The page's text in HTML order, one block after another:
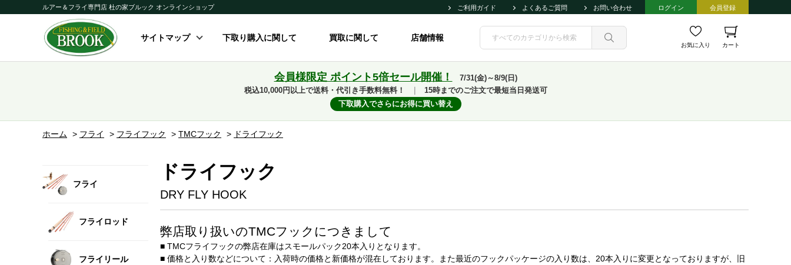
ルアー＆フライ専門店 杜の家ブルック オンラインショップ ご利用ガイド よくあるご質問 お問い合わせ ログイン 会員登録
サイトマップ 下取り購入に関して 買取に関して 店舗情報
お気に入り カート
会員様限定 ポイント5倍セール開催！
7/31(金)～8/9(日)
税込10,000円以上で送料・代引き手数料無料！
15時までのご注文で最短当日発送可
下取購入でさらにお得に買い替え
ホーム > フライ > フライフック > TMCフック > ドライフック
フライ
フライロッド
フライリール
ドライフック
DRY FLY HOOK
弊店取り扱いのTMCフックにつきまして
■ TMCフライフックの弊店在庫はスモールパック20本入りとなります。
■ 価格と入り数などについて：入荷時の価格と新価格が混在しております。また最近のフックパッケージの入り数は、20本入りに変更となっておりますが、旧